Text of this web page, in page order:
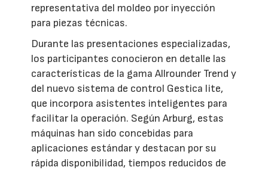
representativa del moldeo por inyección
para piezas técnicas.
Durante las presentaciones especializadas,
los participantes conocieron en detalle las
características de la gama Allrounder Trend y
del nuevo sistema de control Gestica lite,
que incorpora asistentes inteligentes para
facilitar la operación. Según Arburg, estas
máquinas han sido concebidas para
aplicaciones estándar y destacan por su
rápida disponibilidad, tiempos reducidos de